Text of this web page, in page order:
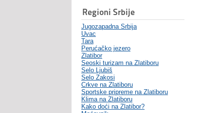
Regioni Srbije
Jugozapadna Srbija
Uvac
Tara
Perućačko jezero
Zlatibor
Seoski turizam na Zlatiboru
Selo Ljubiš
Selo Zakosi
Crkve na Zlatiboru
Sportske pripreme na Zlatiboru
Klima na Zlatiboru
Kako doći na Zlatibor?